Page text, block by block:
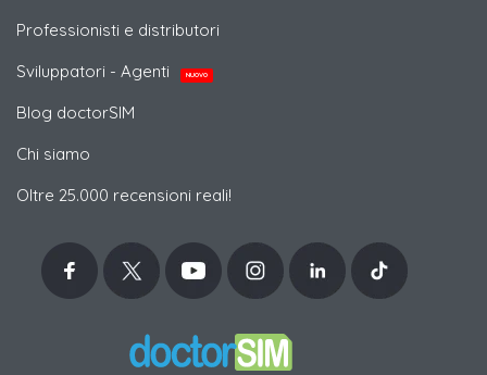
Professionisti e distributori
Sviluppatori - Agenti
NUOVO
Blog doctorSIM
Chi siamo
Oltre 25.000 recensioni reali!